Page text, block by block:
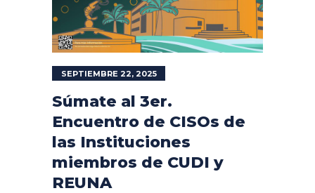
SEPTIEMBRE 22, 2025
Súmate al 3er.
Encuentro de CISOs de
las Instituciones
miembros de CUDI y
REUNA